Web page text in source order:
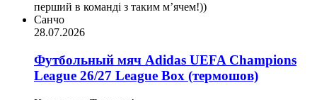
перший в команді з таким мʼячем!))
Санчо
28.07.2026
Футбольный мяч Adidas UEFA Champions
League 26/27 League Box (термошов)